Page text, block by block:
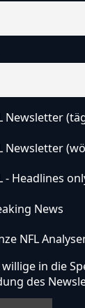
Newsletter
Newsletter
- Headlines
News
NFL
in die
des